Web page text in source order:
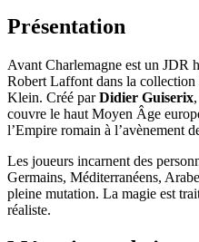
Présentation
Avant Charlemagne est un JDR
Robert Laffont dans la
Klein. Créé parDidier Guiserix
couvre le haut Moyen Âge
l’Empire romain à l’avènement
Les joueurs incarnent des
Germains, Méditerranéens,
pleine mutation. La magie est
réaliste.